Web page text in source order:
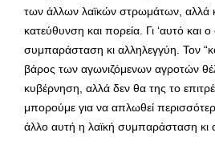
των άλλων λαϊκών στρωμάτων, αλλά
κατεύθυνση και πορεία. Γι ‘αυτό και
συμπαράσταση κι αλληλεγγύη. Τον
βάρος των αγωνιζόμενων αγροτών
κυβέρνηση, αλλά δεν θα της το
μπορούμε για να απλωθεί
άλλο αυτή η λαϊκή συμπαράσταση κι